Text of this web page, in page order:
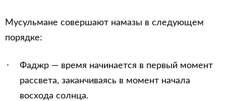
Мусульмане совершают намазы в следующем
порядке:
Фаджр — время начинается в первый момент
рассвета, заканчиваясь в момент начала
восхода солнца.